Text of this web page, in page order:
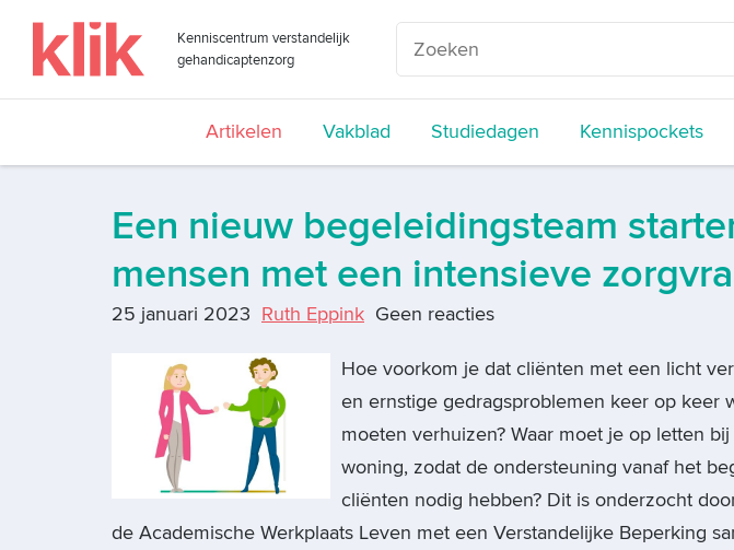
Kenniscentrum verstandelijk
gehandicaptenzorg
Artikelen Vakblad Studiedagen Kennispockets
Een nieuw begeleidingsteam
mensen met een intensieve
25 januari 2023 Ruth Eppink Geen reacties
Hoe voorkom je dat cliënten met een licht
en ernstige gedragsproblemen keer op keer
moeten verhuizen? Waar moet je op letten
woning, zodat de ondersteuning vanaf het
cliënten nodig hebben? Dit is onderzocht
de Academische Werkplaats Leven met een Verstandelijke Beperking